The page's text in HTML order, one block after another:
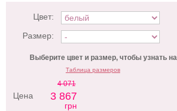
Цвет:
Размер:
Выберите цвет и размер, чтобы узнать
Таблица размеров
Цена
4 071
3 867
грн